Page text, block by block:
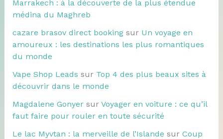
Marrakech : à la découverte de la plus étendue
médina du Maghreb
cazare brasov direct bookingsur Un voyage en
amoureux : les destinations les plus romantiques
du monde
Vape Shop Leads sur Top 4 des plus beaux sites à
découvrir dans le monde
Magdalene Gonyersur Voyager en voiture : ce qu’il
faut faire pour rouler en toute sécurité
Le lac Myvtan : la merveille de l’Islande sur Coup